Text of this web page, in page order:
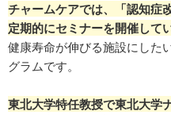
チャームケアでは、「認知症
定期的にセミナーを開催して
健康寿命が伸びる施設にした
グラムです。
東北大学特任教授で東北大学